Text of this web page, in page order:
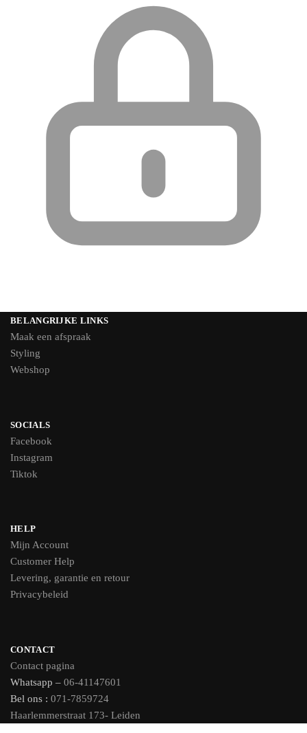
BELANGRIJKE LINKS
Maak een afspraak
Styling
Webshop
SOCIALS
Facebook
Instagram
Tiktok
HELP
Mijn Account
Customer Help
Levering, garantie en retour
Privacybeleid
CONTACT
Contact pagina
Whatsapp – 06-41147601
Bel ons : 071-7859724
Haarlemmerstraat 173- Leiden